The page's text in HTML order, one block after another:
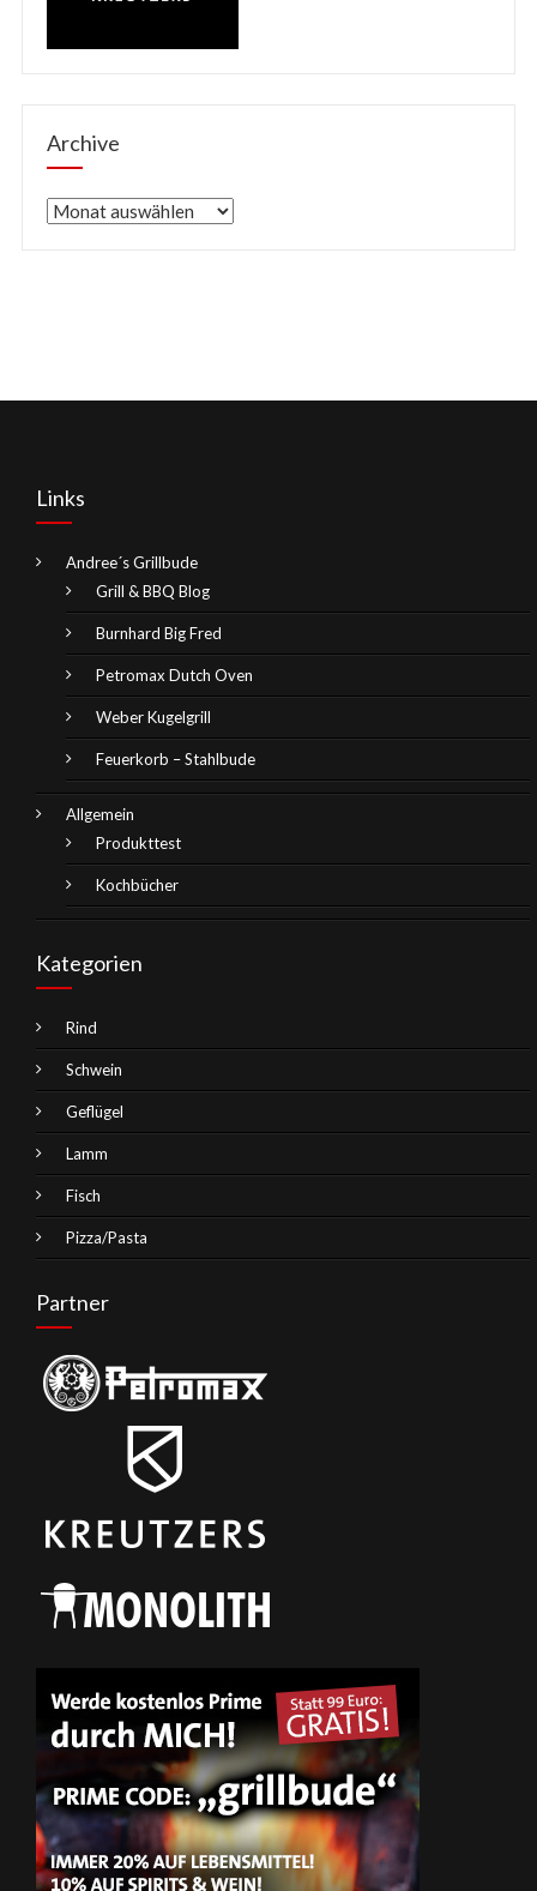
Archive
Archive
Links
Andree´s Grillbude
Grill & BBQ Blog
Burnhard Big Fred
Petromax Dutch Oven
Weber Kugelgrill
Feuerkorb – Stahlbude
Allgemein
Produkttest
Kochbücher
Kategorien
Rind
Schwein
Geflügel
Lamm
Fisch
Pizza/Pasta
Partner